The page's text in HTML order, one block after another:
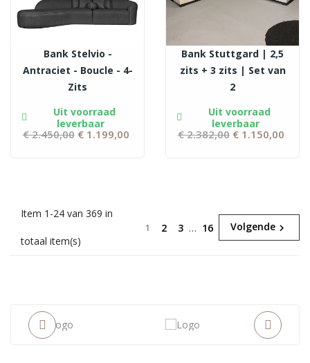
Bank Stelvio -
Antraciet - Boucle - 4-
Zits
Uit voorraad
leverbaar
Normale
€ 2.450,00 € 1.199,00
Bank Stuttgard | 2,5
zits + 3 zits | Set van
2
Uit voorraad
leverbaar
Normale
€ 2.382,00 € 1.150,00
Item 1-24 van 369 in
totaal item(s)
1 2 3 … 16 Volgende 